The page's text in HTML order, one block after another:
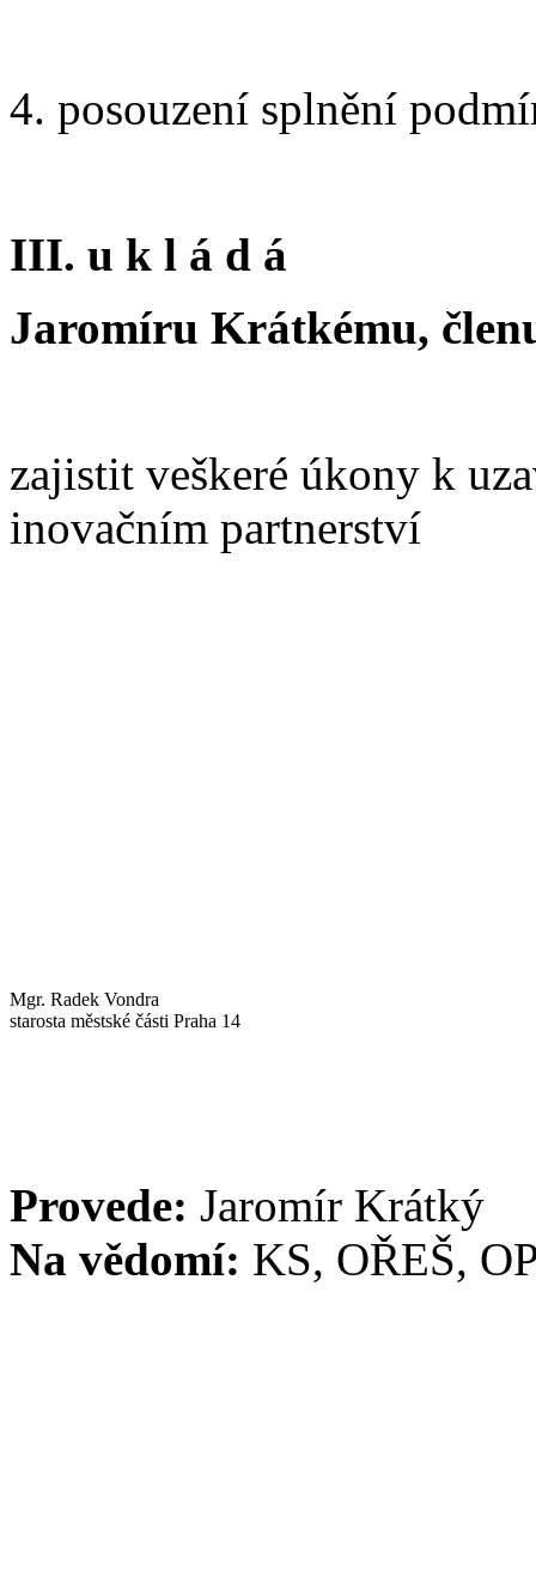
4. posouzení splnění
III. u k l á d á
Jaromíru Krátkému,
zajistit veškeré úkony k
inovačním partnerství
Mgr. Radek Vondra
starosta městské části Praha 14
Provede: Jaromír Krátký
Na vědomí: KS, OŘEŠ,